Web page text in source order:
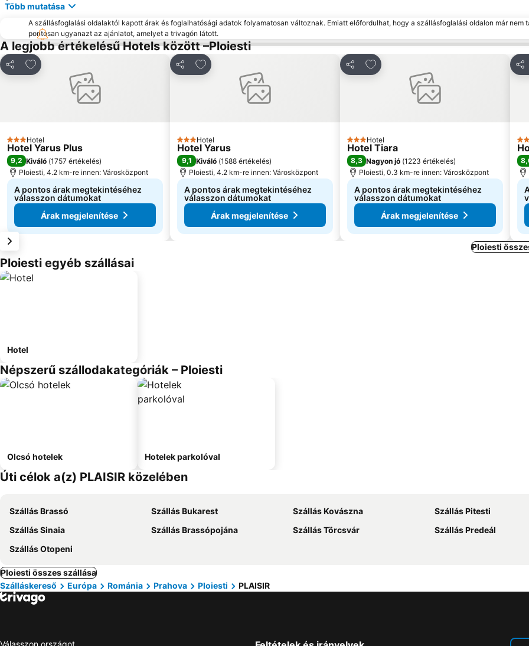
Több mutatása
A szállásfoglalási oldalaktól kapott árak és foglalhatósági adatok folyamatosan változnak. Emiatt előfordulhat, hogy a szállásfoglalási oldalon már nem
pontosan ugyanazt az ajánlatot, amelyet a trivagón látott.
A legjobb értékelésű Hotels között –Ploiesti
Megosztás
Hozzáadás a kedvencekhez
3 Kategória
Hotel
Hotel Yarus Plus
9,2 Kiváló (1757 értékelés)
Ploiesti, 4.2 km-re innen: Városközpont
A pontos árak megtekintéséhez
válasszon dátumokat
Árak megjelenítése
Megosztás
Hozzáadás a kedvencekhez
3 Kategória
Hotel
Hotel Yarus
9,1 Kiváló (1588 értékelés)
Ploiesti, 4.2 km-re innen: Városközpont
A pontos árak megtekintéséhez
válasszon dátumokat
Árak megjelenítése
Megosztás
Hozzáadás a kedvencekhez
3 Kategória
Hotel
Hotel Tiara
8,3 Nagyon jó (1223 értékelés)
Ploiesti, 0.3 km-re innen: Városközpont
A pontos árak megtekintéséhez
válasszon dátumokat
Árak megjelenítése
3
Ploiesti
Ploiesti egyéb szállásai
Hotel
Népszerű szállodakategóriák – Ploiesti
Olcsó hotelek Hotelek parkolóval
Úti célok a(z) PLAISIR közelében
Szállás Brassó Szállás Bukarest Szállás Kovászna
Szállás Pitesti
Szállás Sinaia
Szállás Brassópojána Szállás Törcsvár
Szállás Predeál
Szállás Otopeni
Ploiesti összes szállása
Szálláskereső
Európa Románia Prahova Ploiesti PLAISIR
Válasszon országot